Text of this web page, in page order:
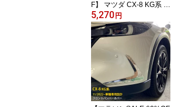
F】 マツダ CX-8 KG系 2
022年11月〜 リアリフレ
クターガーニッシュ リフ
レクターカバー プロテク
ター 傷付き防止 保護 SU
S304ステンレス製 鏡面
仕上げ カスタム パーツ
アクセサリー ドレスアッ
プ 外装 2P 6341
5,270 円